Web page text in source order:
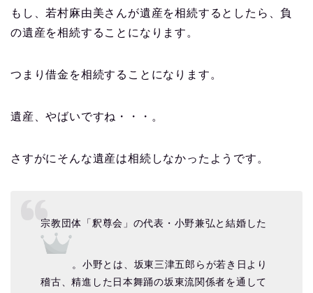
もし、若村麻由美さんが遺産を相続するとしたら、負
の遺産を相続することになります。
つまり借金を相続することになります。
遺産、やばいですね・・・。
さすがにそんな遺産は相続しなかったようです。
宗教団体「釈尊会」の代表・小野兼弘と結婚した
。小野とは、坂東三津五郎らが若き日より
稽古、精進した日本舞踊の坂東流関係者を通して